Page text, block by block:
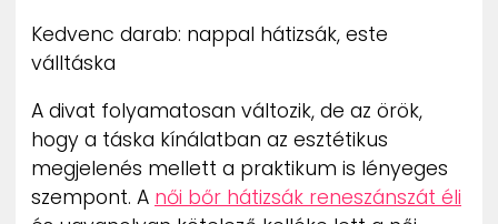
Kedvenc darab: nappal hátizsák, este
válltáska
A divat folyamatosan változik, de az örök,
hogy a táska kínálatban az esztétikus
megjelenés mellett a praktikum is lényeges
szempont. A női bőr hátizsák reneszánszát éli